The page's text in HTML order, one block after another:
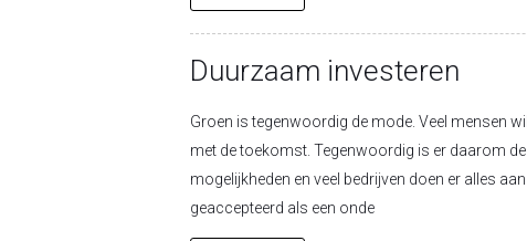
Duurzaam investeren
Groen is tegenwoordig de mode. Veel mensen
met de toekomst. Tegenwoordig is er daarom
mogelijkheden en veel bedrijven doen er alles
geaccepteerd als een onde